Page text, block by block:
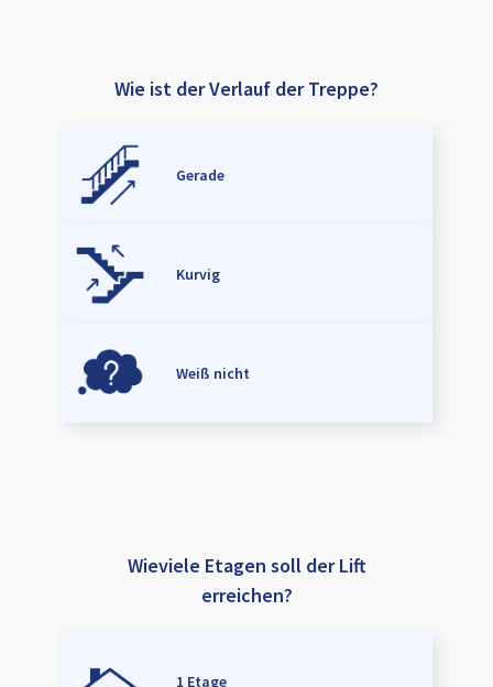
Wie ist der Verlauf der Treppe?
Gerade
Kurvig
Weiß nicht
Wieviele Etagen soll der Lift
erreichen?
1 Etage